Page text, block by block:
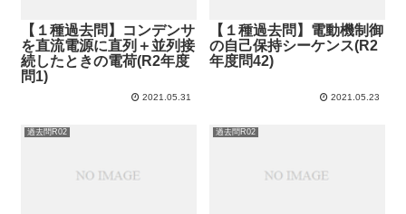
【１種過去問】コンデンサ
を直流電源に直列＋並列接
続したときの電荷(R2年度
問1)
2021.05.31
【１種過去問】電動機制御
の自己保持シーケンス(R2
年度問42)
2021.05.23
過去問R02 過去問R02